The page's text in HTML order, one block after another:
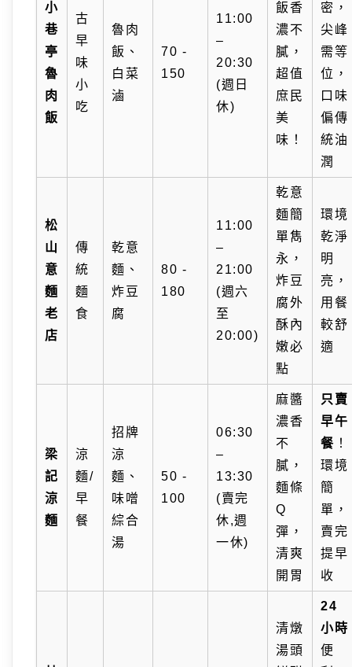
小
巷
亭
魯
肉
飯
古
早
味
小
吃
魯肉
飯、
白菜
滷
70 -
150
11:00
–
20:30
(週日
休)
飯香
濃不
膩，
超值
庶民
美
味！
密，
尖峰
需等
位，
口味
偏傳
統油
潤
松
山
意
麵
老
店
傳
統
麵
食
乾意
麵、
炸豆
腐
80 -
180
11:00
–
21:00
(週六
至
20:00)
乾意
麵簡
單雋
永，
炸豆
腐外
酥內
嫩必
點
環境
乾淨
明
亮，
用餐
較舒
適
梁
記
涼
麵
涼
麵/
早
餐
招牌
涼
麵、
味噌
綜合
湯
50 -
100
06:30
–
13:30
(賣完
休,週
一休)
麻醬
濃香
不
膩，
麵條
Q
彈，
清爽
開胃
只賣
早午
餐 ！
環境
簡
單，
賣完
提早
收
清燉
湯頭
24
小時
便